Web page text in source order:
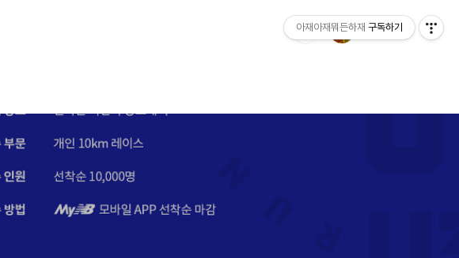
아재아재뭐든하재 구독하기